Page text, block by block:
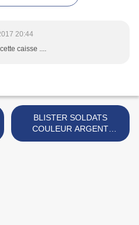
20:44
caisse ....
BLISTER SOLDATS
COULEUR ARGENT
MARQUE PLASTIC ROBOT